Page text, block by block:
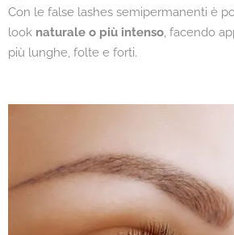
Con le false lashes semipermanenti è
look naturale o più intenso, facendo
più lunghe, folte e forti.